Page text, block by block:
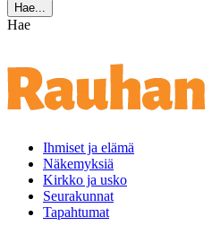
Hae...
Hae
Ihmiset ja elämä
Näkemyksiä
Kirkko ja usko
Seurakunnat
Tapahtumat